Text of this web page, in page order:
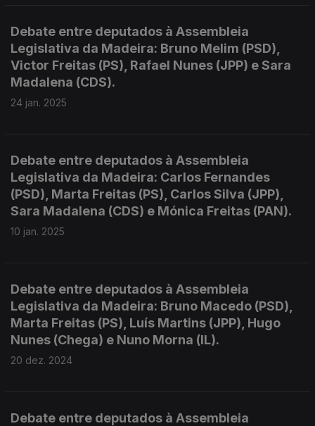
Debate entre deputados à Assembleia
Legislativa da Madeira: Bruno Melim (PSD),
Victor Freitas (PS), Rafael Nunes (JPP) e Sara
Madalena (CDS).
24 jan. 2025
Debate entre deputados à Assembleia
Legislativa da Madeira: Carlos Fernandes
(PSD), Marta Freitas (PS), Carlos Silva (JPP),
Sara Madalena (CDS) e Mónica Freitas (PAN).
10 jan. 2025
Debate entre deputados à Assembleia
Legislativa da Madeira: Bruno Macedo (PSD),
Marta Freitas (PS), Luís Martins (JPP), Hugo
Nunes (Chega) e Nuno Morna (IL).
20 dez. 2024
Debate entre deputados à Assembleia